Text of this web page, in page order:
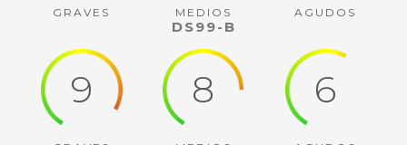
GRAVES MEDIOS AGUDOS
DS99-B
9 8 6